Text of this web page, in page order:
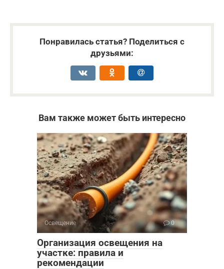
Понравилась статья? Поделиться с
друзьями:
Вам также может быть интересно
Освещение 0
Организация освещения на
участке: правила и
рекомендации